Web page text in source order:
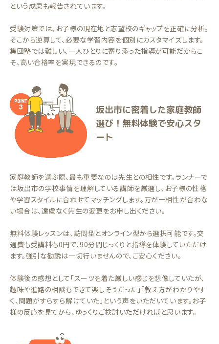
という成果も報告されています。
受験対策では、お子様の現在地と志望校のギャップを正確に分析。
そこから逆算して、必要な学習内容を個別にカスタマイズします。
集団塾では難しい、一人ひとりに寄り添った指導が可能だからこ
そ、高い合格率を実現できるのです。
坂出市に密着した家庭教師
選び！無料体験で安心スタ
ート
家庭教師を選ぶ際、最も重要なのは先生との相性です。ランナーで
は坂出市の学校事情を理解している講師を厳選し、お子様の性格
や学習スタイルに合わせてマッチングします。万が一相性が合わな
い場合は、遠慮なく先生の変更をお申し出ください。
無料体験レッスンは、訪問型とオンライン型から選択可能です。交
通費も受講料も0円で、90分間じっくりと指導を体験していただけ
ます。強引な勧誘は一切行いませんので、ご安心ください。
体験後の感想として「スーツを着た厳しい感じを想像していたが、
趣味や進路の相談もできて楽しそうだった」「教え方がわかりやす
く、問題がすらすら解けていた」という声をいただいています。お子
様の反応を見てから、ゆっくりご検討いただければと思います。